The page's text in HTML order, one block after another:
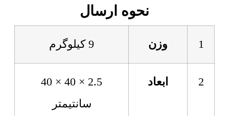
نحوه ارسال
1 وزن 9 کیلوگرم
2 ابعاد
2.5 × 40 × 40
سانتیمتر